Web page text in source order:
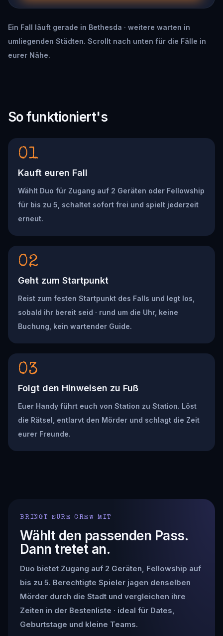
Ein Fall läuft gerade in Bethesda · weitere warten in
umliegenden Städten. Scrollt nach unten für die Fälle in
eurer Nähe.
So funktioniert's
01
Kauft euren Fall
Wählt Duo für Zugang auf 2 Geräten oder Fellowship
für bis zu 5, schaltet sofort frei und spielt jederzeit
erneut.
02
Geht zum Startpunkt
Reist zum festen Startpunkt des Falls und legt los,
sobald ihr bereit seid · rund um die Uhr, keine
Buchung, kein wartender Guide.
03
Folgt den Hinweisen zu Fuß
Euer Handy führt euch von Station zu Station. Löst
die Rätsel, entlarvt den Mörder und schlagt die Zeit
eurer Freunde.
BRINGT EURE CREW MIT
Wählt den passenden Pass.
Dann tretet an.
Duo bietet Zugang auf 2 Geräten, Fellowship auf
bis zu 5. Berechtigte Spieler jagen denselben
Mörder durch die Stadt und vergleichen ihre
Zeiten in der Bestenliste · ideal für Dates,
Geburtstage und kleine Teams.